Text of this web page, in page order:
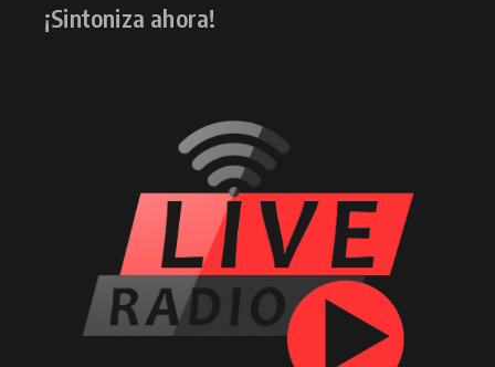
¡Sintoniza ahora!